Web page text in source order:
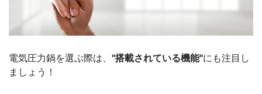
電気圧力鍋を選ぶ際は、 "搭載されている機能"にも注目し
ましょう！